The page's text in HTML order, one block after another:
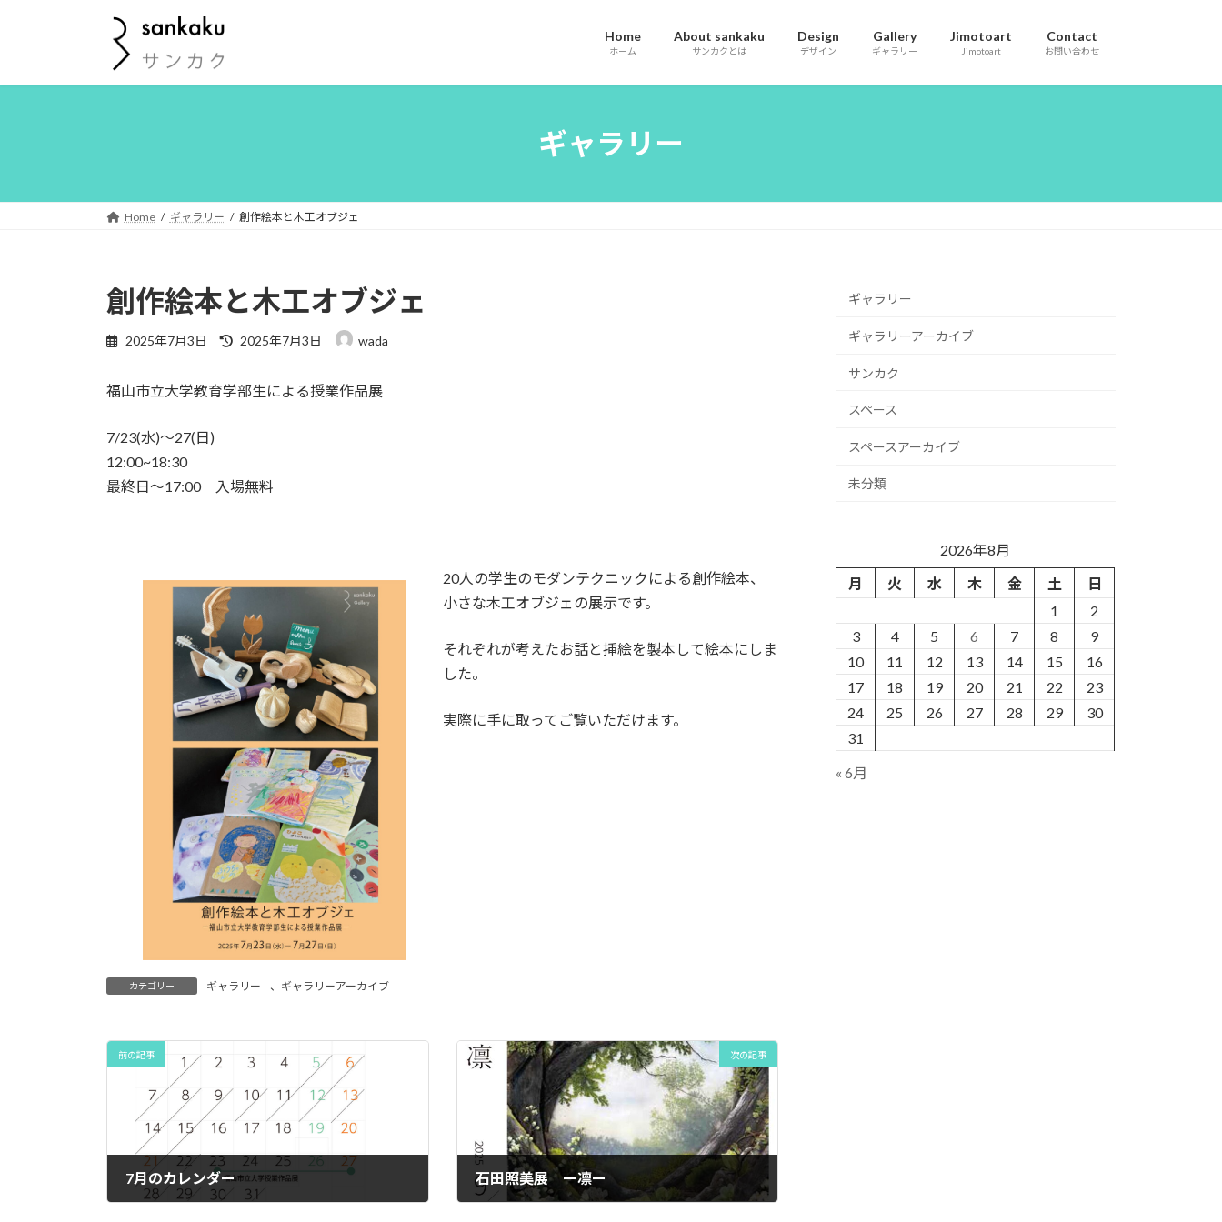
プ
動
Home
ホーム
About sankaku
サンカクとは
Design
デザイン
Gallery
ギャラリー
Jimotoart
Jimotoart
Contact
お問い合わせ
ギャラリー
Home ギャラリー 創作絵本と木工オブジェ
創作絵本と木工オブジェ
2025年7月3日
最
新
2025年7月3日 wada
福山市立大学教育学部生による授業作品展
7/23(水)〜27(日)
12:00~18:30
最終日〜17:00 入場無料
20人の学生のモダンテクニックによる創作絵本、
小さな木工オブジェの展示です。
それぞれが考えたお話と挿絵を製本して絵本にしま
した。
実際に手に取ってご覧いただけます。
カテゴリー ギャラリー 、 ギャラリーアーカイブ
前の記事
7月のカレンダー
次の記事
石田照美展 ー凛ー
ギャラリー
ギャラリーアーカイブ
サンカク
スペース
スペースアーカイブ
未分類
2026年8月
月
火 水 木 金 土
日
1
2
3
4 5 6 7 8
9
10
11 12 13 14 15
16
17
18 19 20 21 22
23
24
25 26 27 28 29
30
31
« 6月